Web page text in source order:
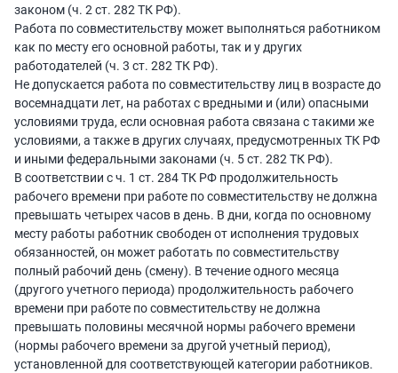
законом (ч. 2 ст. 282 ТК РФ).
Работа по совместительству может выполняться работником
как по месту его основной работы, так и у других
работодателей (ч. 3 ст. 282 ТК РФ).
Не допускается работа по совместительству лиц в возрасте до
восемнадцати лет, на работах с вредными и (или) опасными
условиями труда, если основная работа связана с такими же
условиями, а также в других случаях, предусмотренных ТК РФ
и иными федеральными законами (ч. 5 ст. 282 ТК РФ).
В соответствии с ч. 1 ст. 284 ТК РФ продолжительность
рабочего времени при работе по совместительству не должна
превышать четырех часов в день. В дни, когда по основному
месту работы работник свободен от исполнения трудовых
обязанностей, он может работать по совместительству
полный рабочий день (смену). В течение одного месяца
(другого учетного периода) продолжительность рабочего
времени при работе по совместительству не должна
превышать половины месячной нормы рабочего времени
(нормы рабочего времени за другой учетный период),
установленной для соответствующей категории работников.